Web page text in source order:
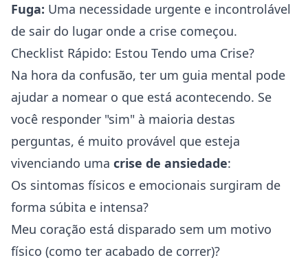
Fuga: Uma necessidade urgente e incontrolável
de sair do lugar onde a crise começou.
Checklist Rápido: Estou Tendo uma Crise?
Na hora da confusão, ter um guia mental pode
ajudar a nomear o que está acontecendo. Se
você responder "sim" à maioria destas
perguntas, é muito provável que esteja
vivenciando uma crise de ansiedade:
Os sintomas físicos e emocionais surgiram de
forma súbita e intensa?
Meu coração está disparado sem um motivo
físico (como ter acabado de correr)?